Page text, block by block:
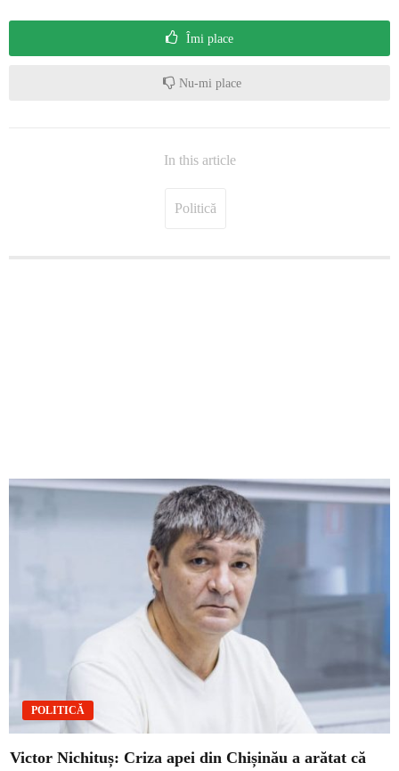
Îmi place
Nu-mi place
In this article
Politică
POLITICĂ
Victor Nichituș: Criza apei din Chișinău a arătat că